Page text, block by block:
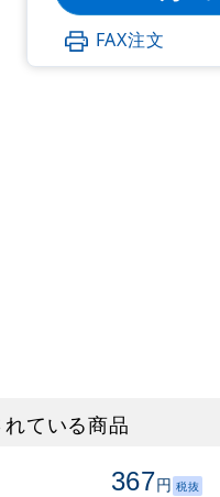
FAX注文
ている商品
367円 税抜